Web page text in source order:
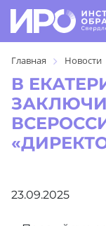
Главная Новости
В
23.09.2025